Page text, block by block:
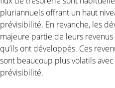
pluriannuels offrant un haut
prévisibilité. En revanche, les
majeure partie de leurs
qu’ils ont développés. Ces
sont beaucoup plus volatils
prévisibilité.